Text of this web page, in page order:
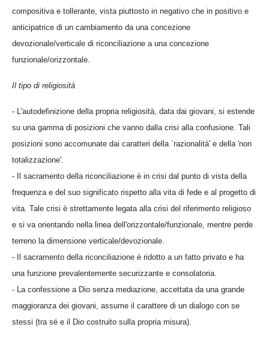
compositiva e tollerante, vista piuttosto in negativo che in positivo e
anticipatrice di un cambiamento da una concezione
devozionale/verticale di riconciliazione a una concezione
funzionale/orizzontale.
Il tipo di religiosità
- L'autodefinizione della propria religiosità, data dai giovani, si estende
su una gamma di posizioni che vanno dalla crisi alla confusione. Tali
posizioni sono accomunate dai caratteri della `razionalità' e della 'non
totalizzazione'.
- Il sacramento della riconciliazione è in crisi dal punto di vista della
frequenza e del suo significato rispetto alla vita di fede e al progetto di
vita. Tale crisi è strettamente legata alla crisi del riferimento religioso
e si va orientando nella linea dell'orizzontale/funzionale, mentre perde
terreno la dimensione verticale/devozionale.
- Il sacramento della riconciliazione è ridotto a un fatto privato e ha
una funzione prevalentemente securizzante e consolatoria.
- La confessione a Dio senza mediazione, accettata da una grande
maggioranza dei giovani, assume il carattere di un dialogo con se
stessi (tra sé e il Dio costruito sulla propria misura).